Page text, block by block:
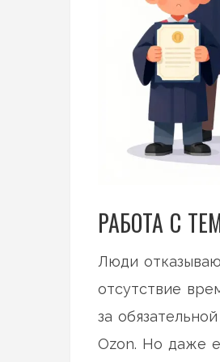
РАБОТА С
Люди
отсутствие
за
Ozon. Но даже